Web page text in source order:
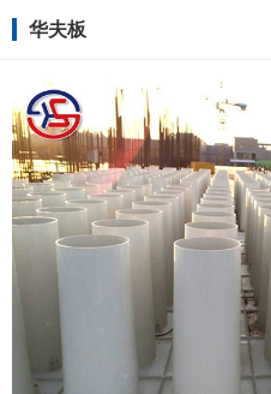
华夫板